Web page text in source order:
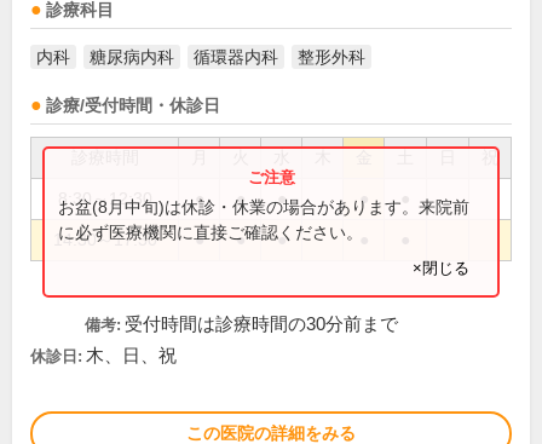
診療科目
内科 糖尿病内科 循環器内科 整形外科
診療/受付時間・休診日
祝
8:30～12:30 ● ● ● ●
14:30～17:30 ● ● ●
お盆(8月中旬)は休診・休業の場合があります。来院前
に必ず医療機関に直接ご確認ください。
×閉じる
備考: 受付時間は診療時間の30分前まで
休診日: 木、日、祝
この医院の詳細をみる